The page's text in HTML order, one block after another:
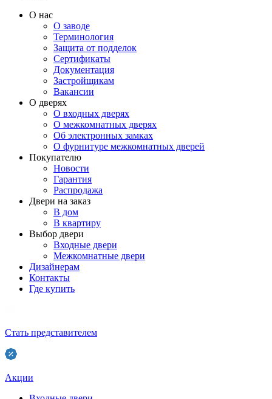
О нас
О заводе
Терминология
Защита от подделок
Сертификаты
Документация
Застройщикам
Вакансии
О дверях
О входных дверях
О межкомнатных дверях
Об электронных замках
О фурнитуре межкомнатных дверей
Покупателю
Новости
Гарантия
Распродажа
Двери на заказ
В дом
В квартиру
Выбор двери
Входные двери
Межкомнатные двери
Дизайнерам
Контакты
Где купить
Стать представителем
Акции